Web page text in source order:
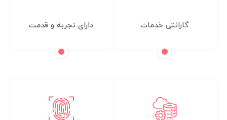
گارانتی خدمات دارای تجربه و قدمت